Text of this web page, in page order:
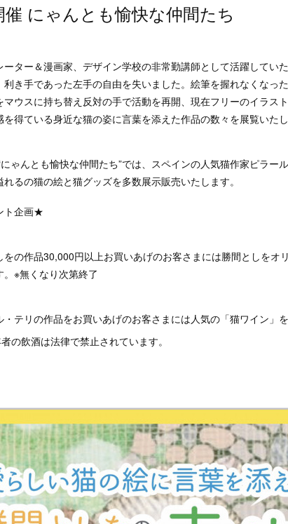
催 にゃんとも愉快な仲間たち
ーター＆漫画家、デザイン学校の非常勤講師として活躍してい
利き手であった左手の自由を失いました。絵筆を握れなくなっ
マウスに持ち替え反対の手で活動を再開、現在フリーのイラス
を得ている身近な猫の姿に言葉を添えた作品の数々を展覧いたし
ゃんとも愉快な仲間たち”では、スペインの人気猫作家ピラー
るの猫の絵と猫グッズを多数展示販売いたします。
ト企画★
をの作品30,000円以上お買いあげのお客さまには勝間としを
。※無くなり次第終了
・テリの作品をお買いあげのお客さまには人気の「猫ワイン」
の飲酒は法律で禁止されています。